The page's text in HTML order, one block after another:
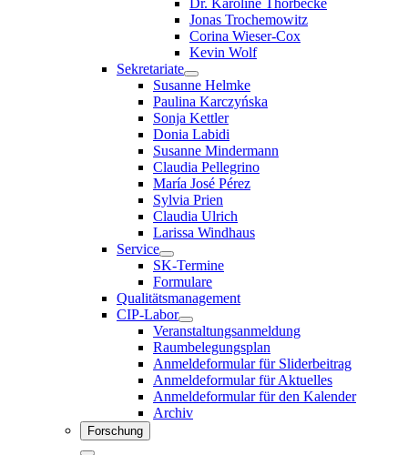
Jonas Trochemowitz
Corina Wieser-Cox
Kevin Wolf
Sekretariate
Susanne Helmke
Paulina Karczyńska
Sonja Kettler
Donia Labidi
Susanne Mindermann
Claudia Pellegrino
María José Pérez
Sylvia Prien
Claudia Ulrich
Larissa Windhaus
Service
SK-Termine
Formulare
Qualitätsmanagement
CIP-Labor
Veranstaltungsanmeldung
Raumbelegungsplan
Anmeldeformular für Sliderbeitrag
Anmeldeformular für Aktuelles
Anmeldeformular für den Kalender
Archiv
Forschung